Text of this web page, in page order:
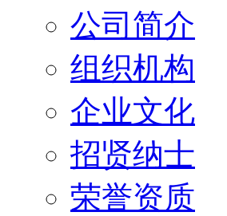
公司简介
组织机构
企业文化
招贤纳士
荣誉资质